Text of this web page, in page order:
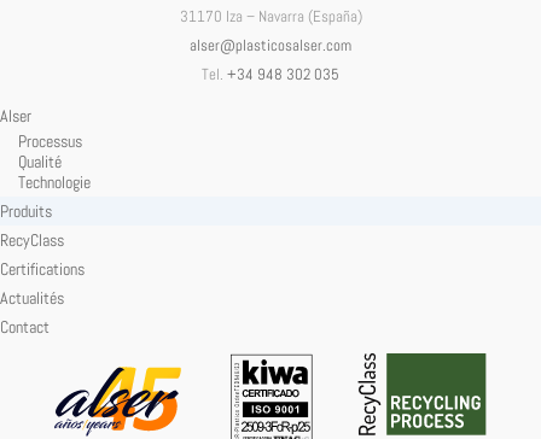
31170 Iza – Navarra (España)
alser@plasticosalser.com
Tel. +34 948 302 035
Alser
Processus
Qualité
Technologie
Produits
RecyClass
Certifications
Actualités
Contact